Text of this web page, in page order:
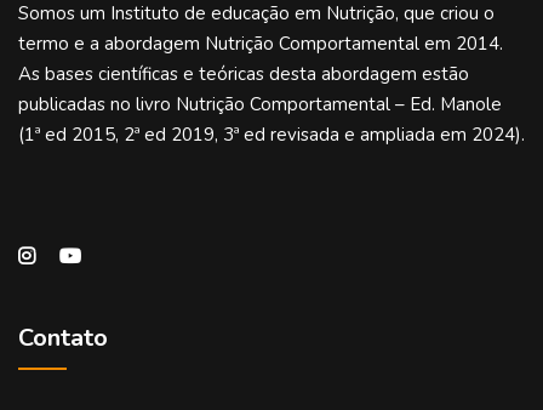
Somos um Instituto de educação em Nutrição, que criou o
termo e a abordagem Nutrição Comportamental em 2014.
As bases científicas e teóricas desta abordagem estão
publicadas no livro Nutrição Comportamental – Ed. Manole
(1ª ed 2015, 2ª ed 2019, 3ª ed revisada e ampliada em 2024).
Contato